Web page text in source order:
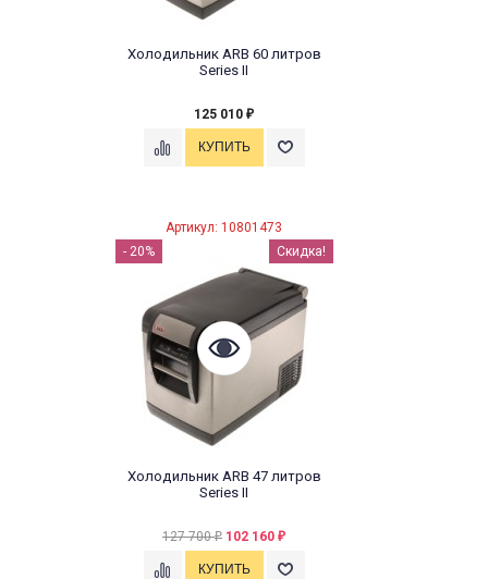
Холодильник ARB 60 литров
Series II
125 010 ₽
Артикул: 10801473
- 20%
Скидка!
Холодильник ARB 47 литров
Series II
127 700₽ 102 160 ₽